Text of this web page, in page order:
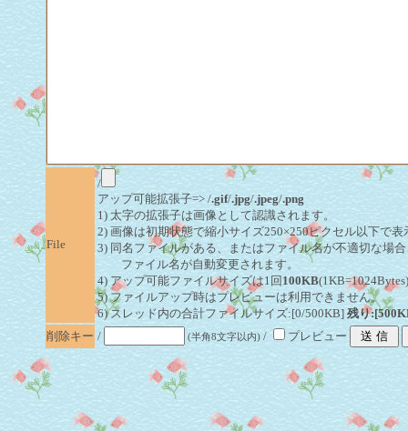
File
/
アップ可能拡張子=> /.gif/.jpg/.jpeg/.png
1) 太字の拡張子は画像として認識されます。
2) 画像は初期状態で縮小サイズ250×250ピクセル以下で表
3) 同名ファイルがある、またはファイル名が不適切な場
ファイル名が自動変更されます。
4) アップ可能ファイルサイズは1回 100KB
5) ファイルアップ時はプレビューは利用できません。
6) スレッド内の合計ファイルサイズ:[0/500KB] 残り
削除キー / (半角8文字以内) / プレビュー